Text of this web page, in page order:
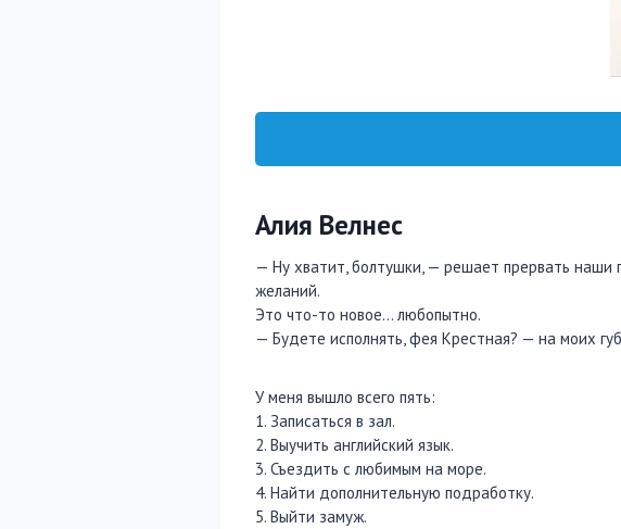
Алия Велнес
— Ну хватит, болтушки, — решает прервать наши
желаний.
Это что-то новое… любопытно.
— Будете исполнять, фея Крестная? — на моих
У меня вышло всего пять:
1. Записаться в зал.
2. Выучить английский язык.
3. Съездить с любимым на море.
4. Найти дополнительную подработку.
5. Выйти замуж.